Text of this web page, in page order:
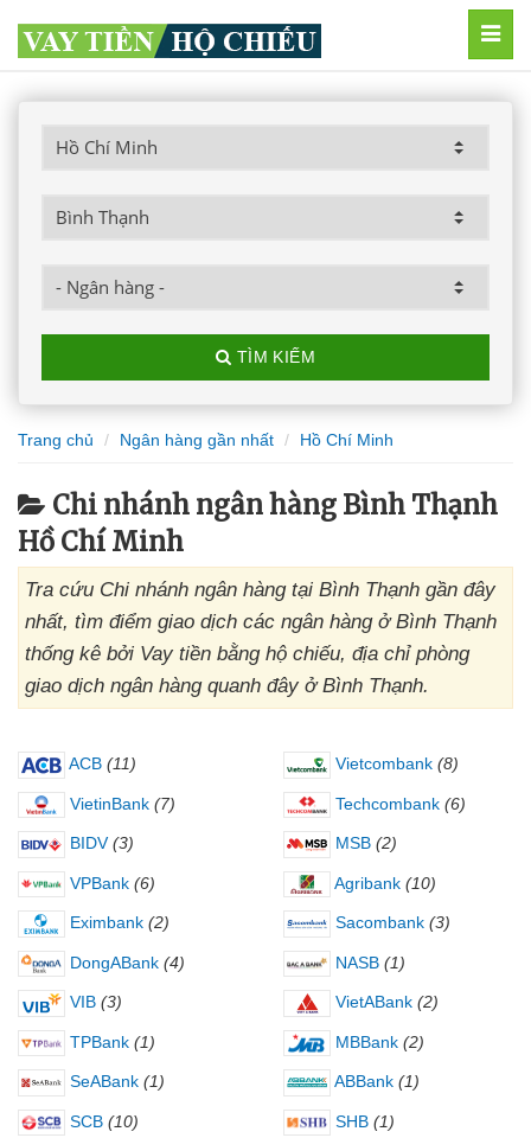
TÌM KIẾM
Trang chủ Ngân hàng gần nhất Hồ Chí Minh
Chi nhánh ngân hàng Bình Thạnh
Hồ Chí Minh
Tra cứu Chi nhánh ngân hàng tại Bình Thạnh gần đây
nhất, tìm điểm giao dịch các ngân hàng ở Bình Thạnh
thống kê bởi Vay tiền bằng hộ chiếu, địa chỉ phòng
giao dịch ngân hàng quanh đây ở Bình Thạnh.
ACB (11) Vietcombank (8)
VietinBank (7) Techcombank (6)
BIDV (3) MSB (2)
VPBank (6) Agribank (10)
Eximbank (2) Sacombank (3)
DongABank (4) NASB (1)
VIB (3) VietABank (2)
TPBank (1) MBBank (2)
SeABank (1) ABBank (1)
SCB (10) SHB (1)